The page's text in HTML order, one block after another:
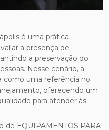
é uma prática
a presença de
a preservação do
Nesse cenário, a
como uma referência no
oferecendo um
para atender às
de EQUIPAMENTOS PARA